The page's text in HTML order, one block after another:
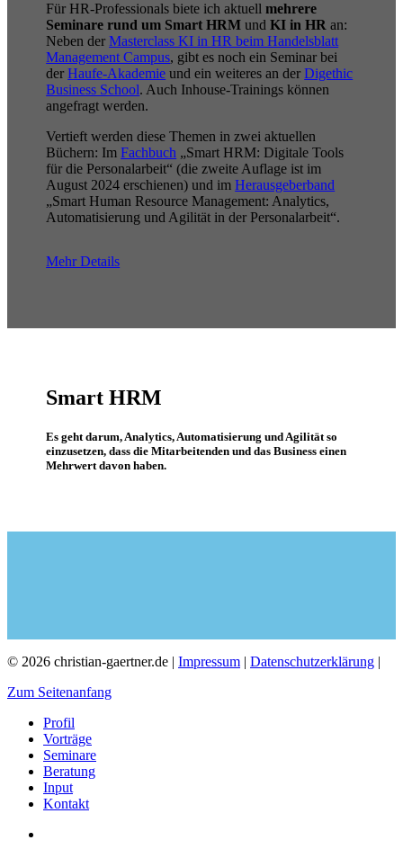
Für HR-Professionals biete ich aktuellmehrere
Seminare rund um Smart HRM undKI in HR an:
Neben derMasterclass KI in HR beim Handelsblatt
Management Campus, gibt es noch ein Seminar bei
derHaufe-Akademie und ein weiteres an derDigethic
Business School. Auch Inhouse-Trainings können
angefragt werden.
Vertieft werden diese Themen in zwei aktuellen
Büchern: ImFachbuch „Smart HRM: Digitale Tools
für die Personalarbeit“ (die zweite Auflage ist im
August 2024 erschienen) und imHerausgeberband
„Smart Human Resource Management: Analytics,
Automatisierung und Agilität in der Personalarbeit“.
Mehr Details
Smart HRM
Es geht darum, Analytics, Automatisierung und Agilität so
einzusetzen, dass die Mitarbeitenden und das Business einen
Mehrwert davon haben.
© 2026 christian-gaertner.de | Impressum | Datenschutzerklärung |
Zum Seitenanfang
Profil
Vorträge
Seminare
Beratung
Input
Kontakt